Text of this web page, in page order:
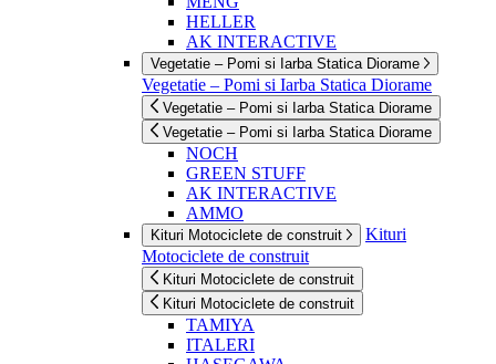
HELLER
AK INTERACTIVE
Vegetatie – Pomi si Iarba Statica Diorame
Vegetatie – Pomi si Iarba Statica Diorame
Vegetatie – Pomi si Iarba Statica Diorame
Vegetatie – Pomi si Iarba Statica Diorame
NOCH
GREEN STUFF
AK INTERACTIVE
AMMO
Kituri Motociclete de construit
Kituri
Motociclete de construit
Kituri Motociclete de construit
Kituri Motociclete de construit
TAMIYA
ITALERI